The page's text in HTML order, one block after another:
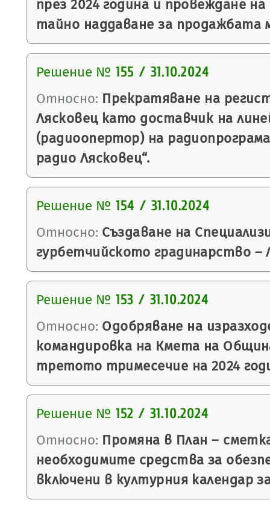
през 2024 година и провеждане
тайно наддаване за продажбата
Решение № 155 / 31.10.2024
Относно: Прекратяване на
Лясковец като доставчик на
(радиоопертор) на
радио Лясковец“.
Решение № 154 / 31.10.2024
Относно: Създаване на
гурбетчийското градинарство –
Решение № 153 / 31.10.2024
Относно: Одобряване на
командировка на Кмета на
третото тримесечие на 2024
Решение № 152 / 31.10.2024
Относно: Промяна в План –
необходимите средства за
включени в културния календар